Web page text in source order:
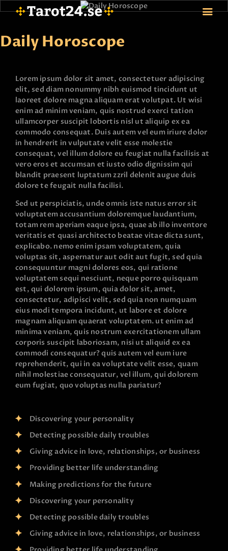
ASTROLOGI
STJÄRNTECKEN
TAROT
SPÅDAM-SIERSKA
BLOGG
JOBBA SOM SPÅDAM
BETALNING
FAQ
KONTAKTA OSS
Daily Horoscope
Lorem ipsum dolor sit amet, consectetuer adipiscing
elit, sed diam nonummy nibh euismod tincidunt ut
laoreet dolore magna aliquam erat volutpat. Ut wisi
enim ad minim veniam, quis nostrud exerci tation
ullamcorper suscipit lobortis nisl ut aliquip ex ea
commodo consequat. Duis autem vel eum iriure dolor
in hendrerit in vulputate velit esse molestie
consequat, vel illum dolore eu feugiat nulla facilisis at
vero eros et accumsan et iusto odio dignissim qui
blandit praesent luptatum zzril delenit augue duis
dolore te feugait nulla facilisi.
Sed ut perspiciatis, unde omnis iste natus error sit
voluptatem accusantium doloremque laudantium,
totam rem aperiam eaque ipsa, quae ab illo inventore
veritatis et quasi architecto beatae vitae dicta sunt,
explicabo. nemo enim ipsam voluptatem, quia
voluptas sit, aspernatur aut odit aut fugit, sed quia
consequuntur magni dolores eos, qui ratione
voluptatem sequi nesciunt, neque porro quisquam
est, qui dolorem ipsum, quia dolor sit, amet,
consectetur, adipisci velit, sed quia non numquam
eius modi tempora incidunt, ut labore et dolore
magnam aliquam quaerat voluptatem. ut enim ad
minima veniam, quis nostrum exercitationem ullam
corporis suscipit laboriosam, nisi ut aliquid ex ea
commodi consequatur? quis autem vel eum iure
reprehenderit, qui in ea voluptate velit esse, quam
nihil molestiae consequatur, vel illum, qui dolorem
eum fugiat, quo voluptas nulla pariatur?
Discovering your personality
Detecting possible daily troubles
Giving advice in love, relationships, or business
Providing better life understanding
Making predictions for the future
Discovering your personality
Detecting possible daily troubles
Giving advice in love, relationships, or business